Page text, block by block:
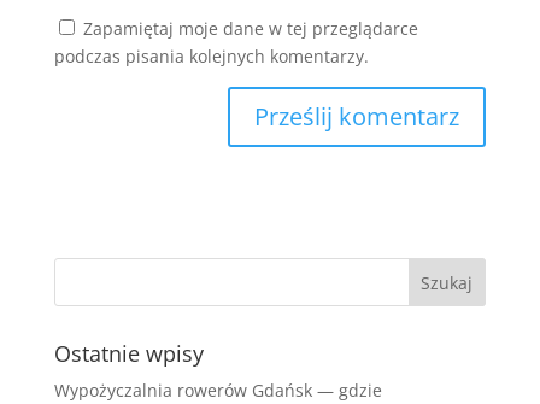
Zapamiętaj moje dane w tej przeglądarce
podczas pisania kolejnych komentarzy.
Ostatnie wpisy
Wypożyczalnia rowerów Gdańsk — gdzie